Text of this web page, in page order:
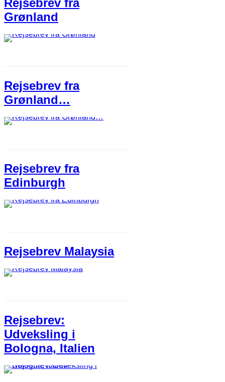
Rejsebrev fra
Grønland
Rejsebrev fra
Grønland…
Rejsebrev fra
Edinburgh
Rejsebrev Malaysia
Rejsebrev:
Udveksling i
Bologna, Italien